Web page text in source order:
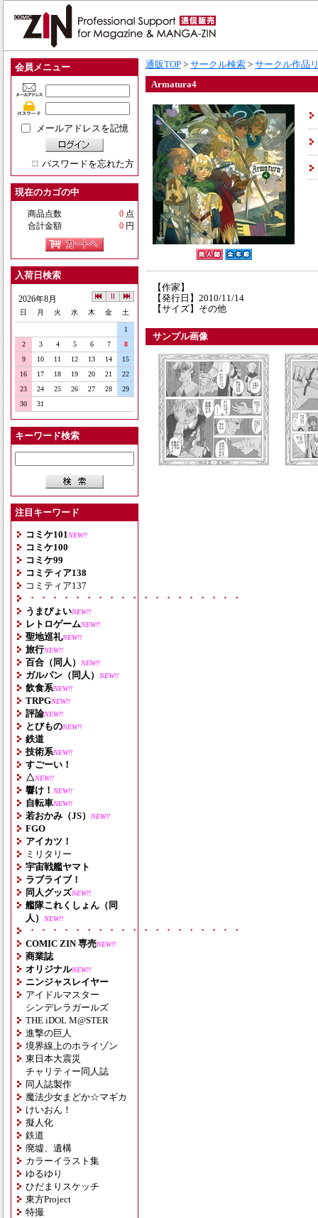
会員メニュー
メールアドレスを記憶
パスワードを忘れた方
現在のカゴの中
商品点数 0 点
合計金額
0 円
入荷日検索
2026年8月
日 月 火 水 木 金 土
1
2
3 4 5 6 7
8
9
10 11 12 13 14
15
16
17 18 19 20 21
22
23
24 25 26 27 28
29
30
31
キーワード検索
注目キーワード
コミケ101 NEW!!
コミケ100
コミケ99
コミティア138
コミティア137
・・・・・・・・・・・・・・・・・・・
うまぴょいNEW!!
レトロゲームNEW!!
聖地巡礼NEW!!
旅行NEW!!
百合（同人） NEW!!
ガルパン（同人） NEW!!
飲食系NEW!!
TRPGNEW!!
評論NEW!!
とびものNEW!!
鉄道
技術系NEW!!
すごーい！
△NEW!!
響け！ NEW!!
自転車NEW!!
若おかみ（JS） NEW!!
FGO
アイカツ！
ミリタリー
宇宙戦艦ヤマト
ラブライブ！
同人グッズNEW!!
艦隊これくしょん（同
人）
NEW!!
・・・・・・・・・・・・・・・・・・・
COMIC ZIN 専売NEW!!
商業誌
オリジナルNEW!!
ニンジャスレイヤー
アイドルマスター
シンデレラガールズ
THE iDOL M@STER
進撃の巨人
境界線上のホライゾン
東日本大震災
チャリティー同人誌
同人誌製作
魔法少女まどか☆マギカ
けいおん！
擬人化
鉄道
廃墟、遺構
カラーイラスト集
ゆるゆり
ひだまりスケッチ
東方Project
特撮
通販TOP > サークル検索 > サークル作品
Armatura4
【作家】
【発行日】2010/11/14
【サイズ】その他
サンプル画像